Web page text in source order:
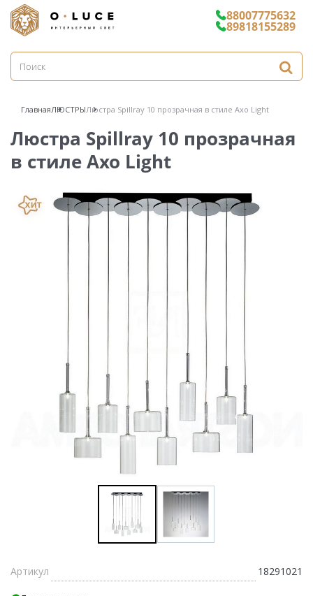
88007775632
89818155289
ГлавнаяЛЮСТРЫЛюстра Spillray 10 прозрачная в стиле Axo Light
Люстра Spillray 10 прозрачная
в стиле Axo Light
Артикул 18291021